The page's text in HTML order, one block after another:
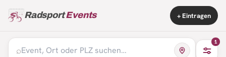
RadsportEvents + Eintragen
⌕
1